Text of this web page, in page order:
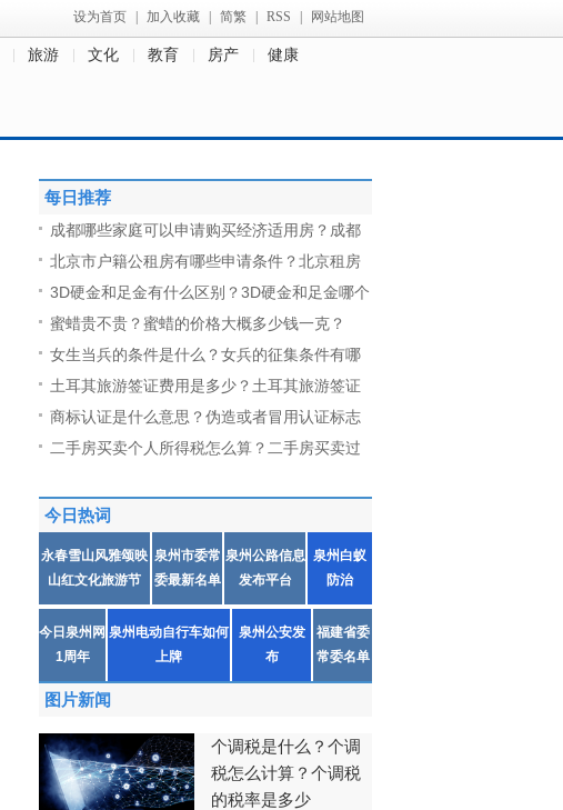
设为首页 加入收藏 简繁 RSS 网站地图
旅游 文化 教育 房产 健康
每日推荐
成都哪些家庭可以申请购买经济适用房？成都
北京市户籍公租房有哪些申请条件？北京租房
3D硬金和足金有什么区别？3D硬金和足金哪个
蜜蜡贵不贵？蜜蜡的价格大概多少钱一克？
女生当兵的条件是什么？女兵的征集条件有哪
土耳其旅游签证费用是多少？土耳其旅游签证
商标认证是什么意思？伪造或者冒用认证标志
二手房买卖个人所得税怎么算？二手房买卖过
今日热词
永春雪山风雅颂映
山红文化旅游节
泉州市委常
委最新名单
泉州公路信息
发布平台
泉州白蚁
防治
今日泉州网
1周年
泉州电动自行车如何
上牌
泉州公安发
布
福建省委
常委名单
图片新闻
个调税是什么？个调
税怎么计算？个调税
的税率是多少